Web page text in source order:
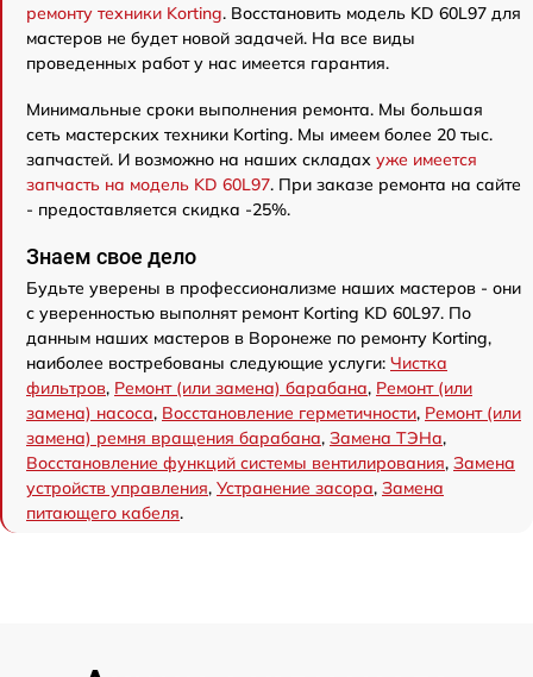
ремонту техники Korting. Восстановить модель KD 60L97 для
мастеров не будет новой задачей. На все виды
проведенных работ у нас имеется гарантия.
Минимальные сроки выполнения ремонта. Мы большая
сеть мастерских техники Korting. Мы имеем более 20 тыс.
запчастей. И возможно на наших складах уже имеется
запчасть на модель KD 60L97. При заказе ремонта на сайте
- предоставляется скидка -25%.
Знаем свое дело
Будьте уверены в профессионализме наших мастеров - они
с уверенностью выполнят ремонт Korting KD 60L97. По
данным наших мастеров в Воронеже по ремонту Korting,
наиболее востребованы следующие услуги: Чистка
фильтров, Ремонт (или замена) барабана, Ремонт (или
замена) насоса, Восстановление герметичности, Ремонт (или
замена) ремня вращения барабана, Замена ТЭНа,
Восстановление функций системы вентилирования, Замена
устройств управления, Устранение засора, Замена
питающего кабеля.